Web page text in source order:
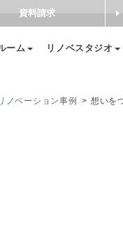
ーム リノベスタジオ
資料請求
リノベーション事例 想いを